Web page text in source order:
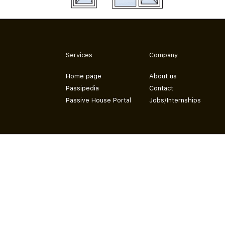
Services
Home page
Passipedia
Passive House Portal
Company
About us
Contact
Jobs/Internships